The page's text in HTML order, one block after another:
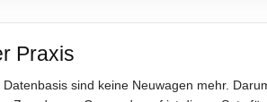
Praxis
sind keine Neuwagen mehr.